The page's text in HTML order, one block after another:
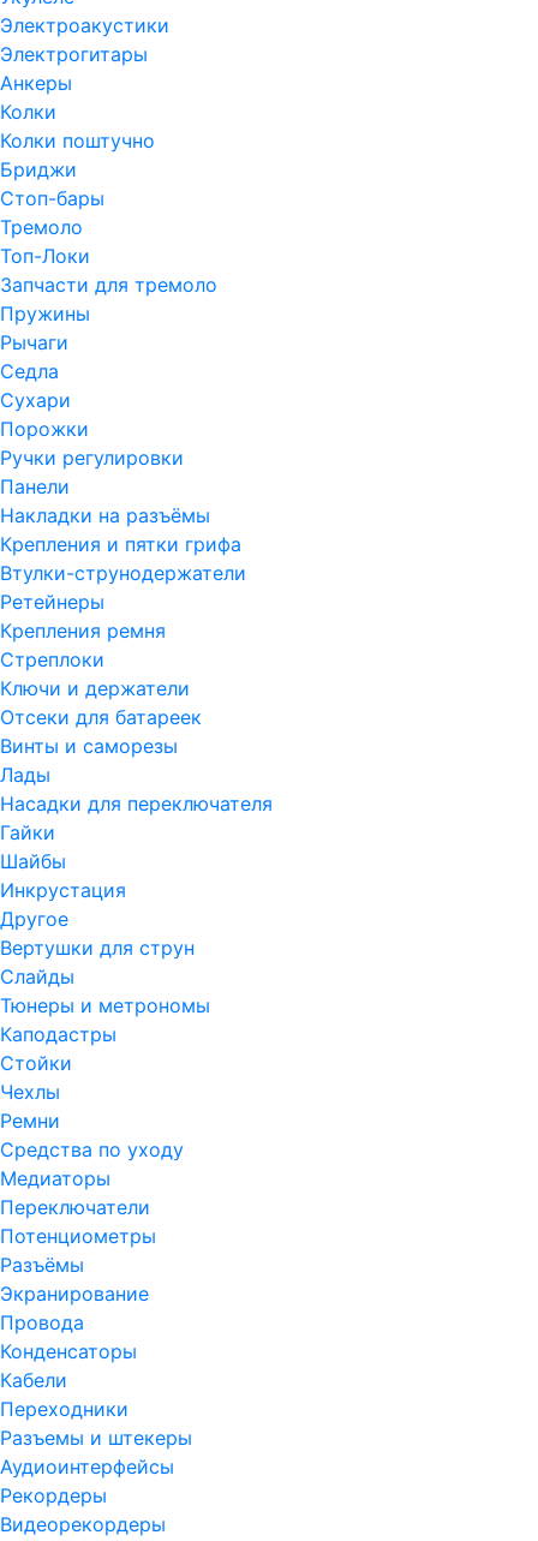
Электроакустики
Электрогитары
Анкеры
Колки
Колки поштучно
Бриджи
Стоп-бары
Тремоло
Топ-Локи
Запчасти для тремоло
Пружины
Рычаги
Седла
Сухари
Порожки
Ручки регулировки
Панели
Накладки на разъёмы
Крепления и пятки грифа
Втулки-струнодержатели
Ретейнеры
Крепления ремня
Стреплоки
Ключи и держатели
Отсеки для батареек
Винты и саморезы
Лады
Насадки для переключателя
Гайки
Шайбы
Инкрустация
Другое
Вертушки для струн
Слайды
Тюнеры и метрономы
Каподастры
Стойки
Чехлы
Ремни
Средства по уходу
Медиаторы
Переключатели
Потенциометры
Разъёмы
Экранирование
Провода
Конденсаторы
Кабели
Переходники
Разъемы и штекеры
Аудиоинтерфейсы
Рекордеры
Видеорекордеры